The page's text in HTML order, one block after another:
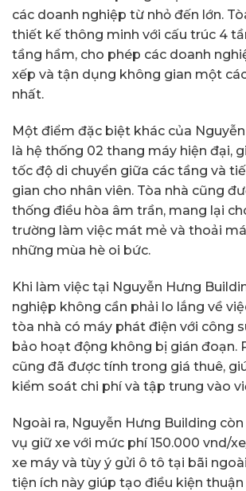
các doanh nghiệp từ nhỏ đến lớn.
thiết kế thông minh với cấu trúc 4
tầng hầm, cho phép các doanh
xếp và tận dụng không gian một
nhất.
Một điểm đặc biệt khác của
là hệ thống 02 thang máy hiện đại,
tốc độ di chuyển giữa các tầng và
gian cho nhân viên. Tòa nhà cũng
thống điều hòa âm trần, mang lại
trường làm việc mát mẻ và thoải
những mùa hè oi bức.
Khi làm việc tại Nguyễn Hưng
nghiệp không cần phải lo lắng về
tòa nhà có máy phát điện với công
bảo hoạt động không bị gián đoạn.
cũng đã được tính trong giá thuê,
kiểm soát chi phí và tập trung vào
Ngoài ra, Nguyễn Hưng Building
vụ giữ xe với mức phí 150.000 vnd/
xe máy và tùy ý gửi ô tô tại bãi
tiện ích này giúp tạo điều kiện thuận